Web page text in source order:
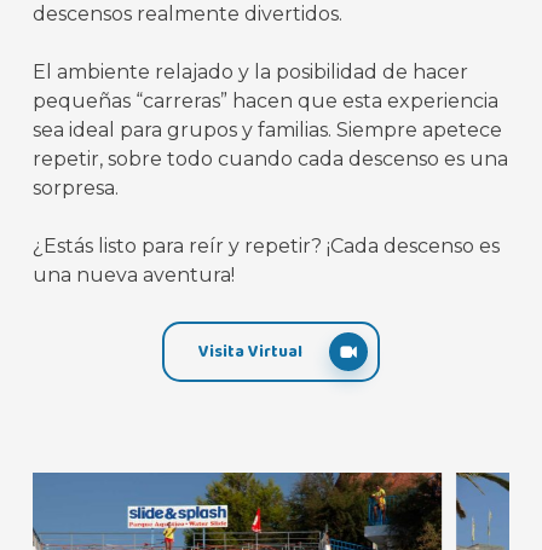
descensos realmente divertidos.
El ambiente relajado y la posibilidad de hacer
pequeñas “carreras” hacen que esta experiencia
sea ideal para grupos y familias. Siempre apetece
repetir, sobre todo cuando cada descenso es una
sorpresa.
¿Estás listo para reír y repetir? ¡Cada descenso es
una nueva aventura!
Visita Virtual